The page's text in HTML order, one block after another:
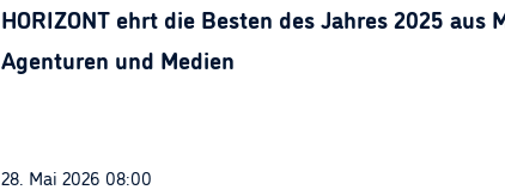
HORIZONT ehrt die Besten des Jahres 2025 aus
Agenturen und Medien
28. Mai 2026 08:00